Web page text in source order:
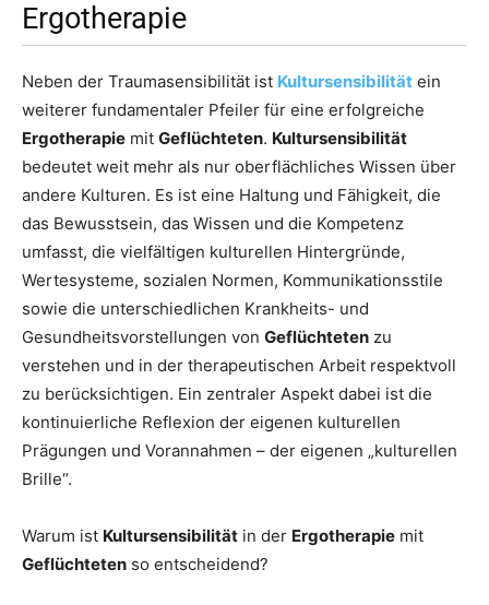
Ergotherapie
Neben der Traumasensibilität ist Kultursensibilität ein
weiterer fundamentaler Pfeiler für eine erfolgreiche
Ergotherapie mit Geflüchteten. Kultursensibilität
bedeutet weit mehr als nur oberflächliches Wissen über
andere Kulturen. Es ist eine Haltung und Fähigkeit, die
das Bewusstsein, das Wissen und die Kompetenz
umfasst, die vielfältigen kulturellen Hintergründe,
Wertesysteme, sozialen Normen, Kommunikationsstile
sowie die unterschiedlichen Krankheits- und
Gesundheitsvorstellungen von Geflüchteten zu
verstehen und in der therapeutischen Arbeit respektvoll
zu berücksichtigen. Ein zentraler Aspekt dabei ist die
kontinuierliche Reflexion der eigenen kulturellen
Prägungen und Vorannahmen – der eigenen „kulturellen
Brille“.
Warum ist Kultursensibilität in der Ergotherapie mit
Geflüchteten so entscheidend?